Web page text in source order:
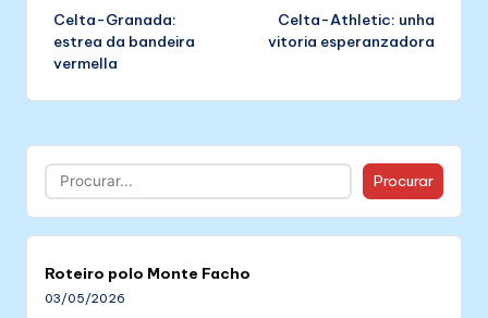
navigation
Celta-Granada:
estrea da bandeira
vermella
Celta-Athletic: unha
vitoria esperanzadora
Buscar Procurar
Roteiro polo Monte Facho
03/05/2026